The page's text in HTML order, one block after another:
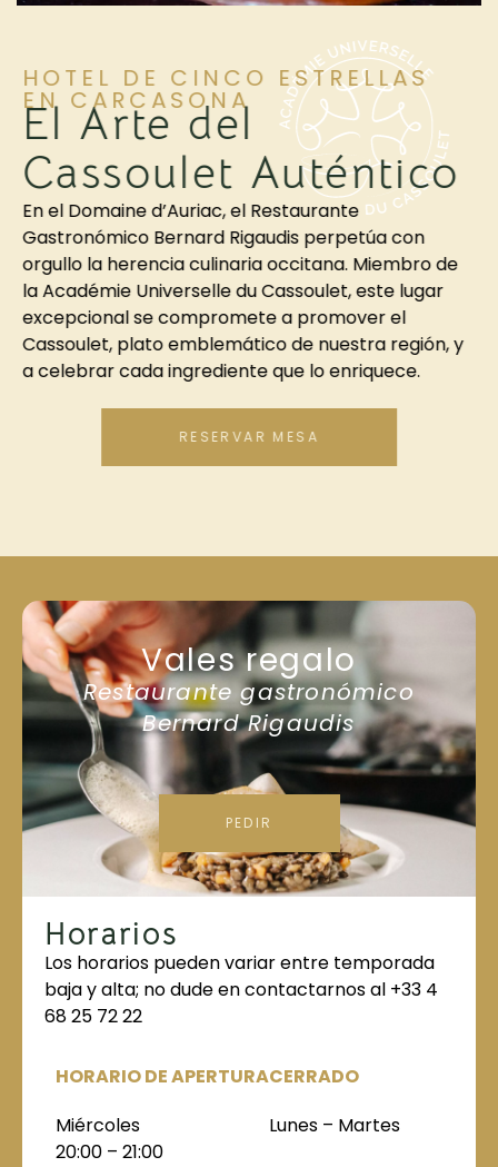
HOTEL DE CINCO ESTRELLAS
EN CARCASONA
El Arte del
Cassoulet Auténtico
En el Domaine d’Auriac, el Restaurante
Gastronómico Bernard Rigaudis perpetúa con
orgullo la herencia culinaria occitana. Miembro de
la Académie Universelle du Cassoulet, este lugar
excepcional se compromete a promover el
Cassoulet, plato emblemático de nuestra región, y
a celebrar cada ingrediente que lo enriquece.
RESERVAR MESA
Vales regalo
Restaurante gastronómico
Bernard Rigaudis
PEDIR
Horarios
Los horarios pueden variar entre temporada
baja y alta; no dude en contactarnos al +33 4
68 25 72 22
HORARIO DE APERTURA
Miércoles
20:00 – 21:00
CERRADO
Lunes – Martes